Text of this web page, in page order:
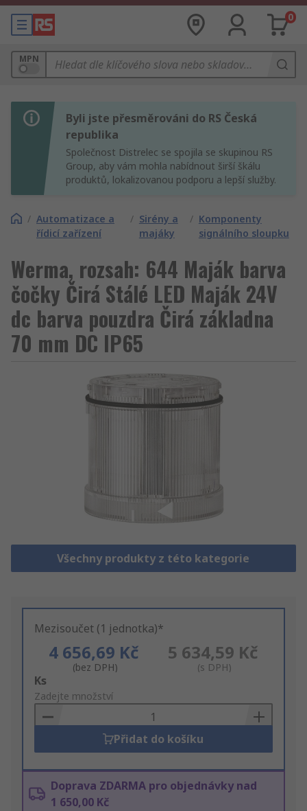
0
MPN
Byli jste přesměrováni do RS Česká
republika
Společnost Distrelec se spojila se skupinou RS
Group, aby vám mohla nabídnout širší škálu
produktů, lokalizovanou podporu a lepší služby.
/ Automatizace a
řídicí zařízení
/ Sirény a
majáky
/ Komponenty
signálního sloupku
Werma, rozsah: 644 Maják barva
čočky Čirá Stálé LED Maják 24V
dc barva pouzdra Čirá základna
70 mm DC IP65
Všechny produkty z této kategorie
Mezisoučet (1 jednotka)*
4 656,69 Kč
(bez DPH)
5 634,59 Kč
(s DPH)
Add
to
Basket
Ks
Zadejte množství
Přidat do košíku
Doprava ZDARMA pro objednávky nad
1 650,00 Kč